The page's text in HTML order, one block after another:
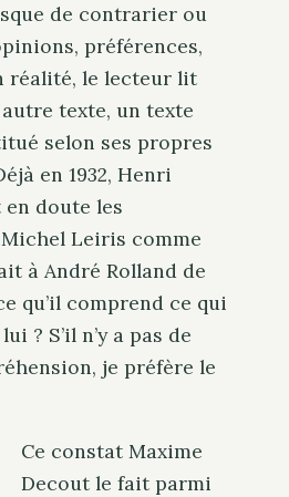
de contrarier ou
préférences,
réalité, le lecteur lit
texte, un texte
selon ses propres
en 1932, Henri
doute les
Leiris comme
à André Rolland de
qu’il comprend ce qui
? S’il n’y a pas de
je préfère le
Ce constat Maxime
Decout le fait parmi